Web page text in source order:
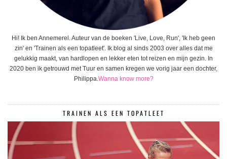
Hi! Ik ben Annemerel. Auteur van de boeken 'Live, Love, Run', 'Ik heb geen
zin' en 'Trainen als een topatleet'. Ik blog al sinds 2003 over alles dat me
gelukkig maakt, van hardlopen en lekker eten tot reizen en mijn gezin. In
2020 ben ik getrouwd met Tuur en samen kregen we vorig jaar een dochter,
Philippa. Wanna know more?
TRAINEN ALS EEN TOPATLEET